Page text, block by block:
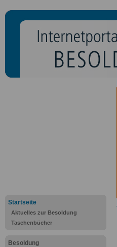
Startseite
Aktuelles zur Besoldung
Taschenbücher
Besoldung